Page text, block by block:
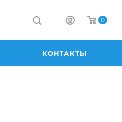
0
КОНТАКТЫ